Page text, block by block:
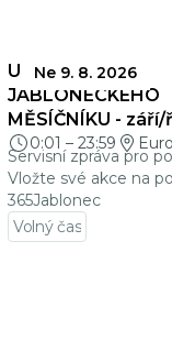
Ne 9. 8. 2026
UZÁVĚRKY
JABLONECKÉHO
MĚSÍČNÍKU -
0:01 – 23:59
Servisní zpráva pro
Vložte své akce na
365Jablonec
Volný čas